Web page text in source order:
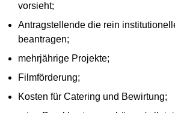
vorsieht;
Antragstellende die rein
beantragen;
mehrjährige Projekte;
Filmförderung;
Kosten für Catering und Bewirtung;